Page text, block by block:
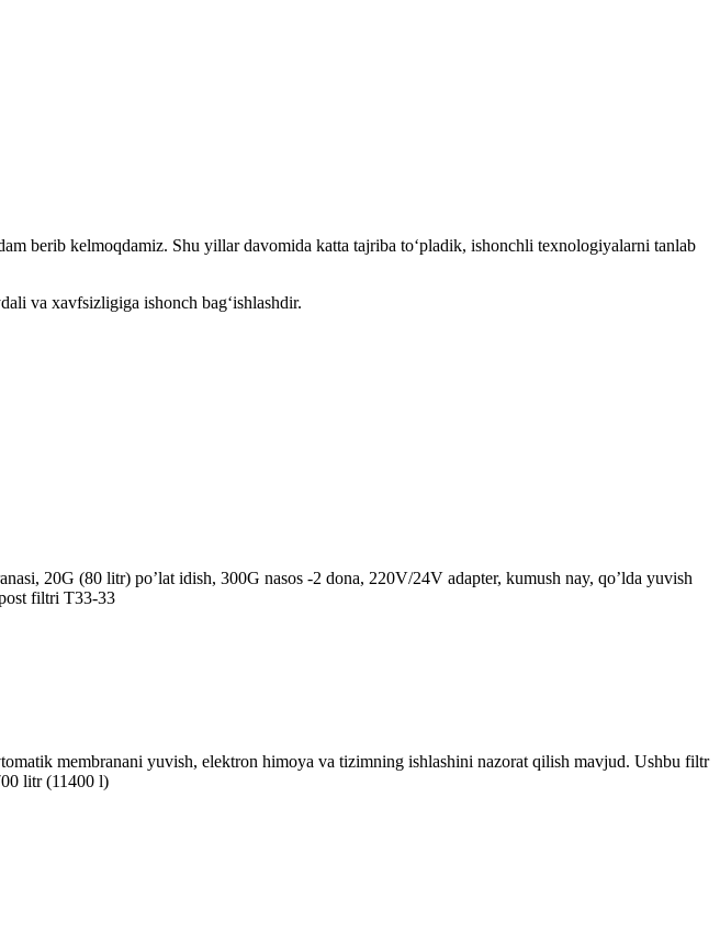
berib kelmoqdamiz. Shu yillar davomida katta tajriba to‘pladik, ishonchli texnologiyalarni tanlab
va xavfsizligiga ishonch bag‘ishlashdir.
20G (80 litr) po’lat idish, 300G nasos -2 dona, 220V/24V adapter, kumush nay, qo’lda yuvish
filtri T33-33
membranani yuvish, elektron himoya va tizimning ishlashini nazorat qilish mavjud. Ushbu filtr
litr (11400 l)